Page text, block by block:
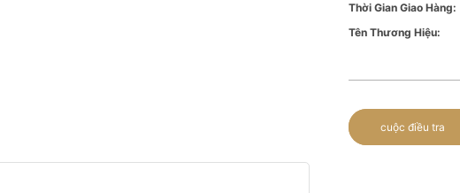
Thời Gian Giao Hàng:
Tên Thương Hiệu:
cuộc điều tra